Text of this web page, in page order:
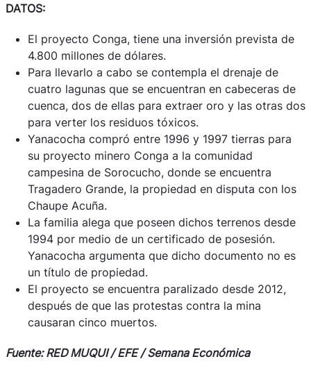
DATOS:
El proyecto Conga, tiene una inversión prevista de
4.800 millones de dólares.
Para llevarlo a cabo se contempla el drenaje de
cuatro lagunas que se encuentran en cabeceras de
cuenca, dos de ellas para extraer oro y las otras dos
para verter los residuos tóxicos.
Yanacocha compró entre 1996 y 1997 tierras para
su proyecto minero Conga a la comunidad
campesina de Sorocucho, donde se encuentra
Tragadero Grande, la propiedad en disputa con los
Chaupe Acuña.
La familia alega que poseen dichos terrenos desde
1994 por medio de un certificado de posesión.
Yanacocha argumenta que dicho documento no es
un título de propiedad.
El proyecto se encuentra paralizado desde 2012,
después de que las protestas contra la mina
causaran cinco muertos.
Fuente: RED MUQUI / EFE / Semana Económica